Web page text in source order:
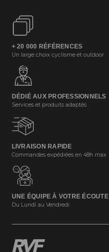
+ 20 000 RÉFÉRENCES
Un large choix cyclisme et outdoor
DÉDIÉ AUX PROFESSIONNELS
Services et produits adaptés
LIVRAISON RAPIDE
Commandes expédiées en 48h max
UNE ÉQUIPE À VOTRE ÉCOUTE
Du Lundi au Vendredi